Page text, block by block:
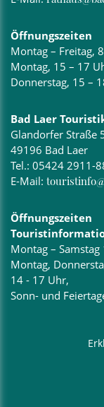
Öffnungszeiten
Montag – Freitag,
Montag, 15 – 17
Donnerstag, 15 –
Bad Laer
Glandorfer Straße
49196 Bad Laer
Tel.: 05424 2911-
E-Mail:
Öffnungszeiten
Montag –
Montag,
14 - 17 Uhr,
Sonn- und